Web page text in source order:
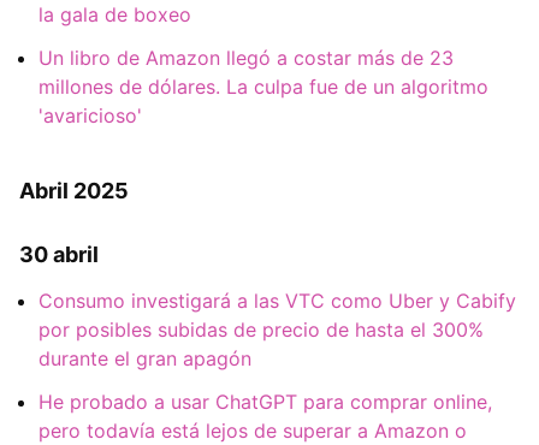
la gala de boxeo
Un libro de Amazon llegó a costar más de 23
millones de dólares. La culpa fue de un algoritmo
'avaricioso'
Abril 2025
30 abril
Consumo investigará a las VTC como Uber y Cabify
por posibles subidas de precio de hasta el 300%
durante el gran apagón
He probado a usar ChatGPT para comprar online,
pero todavía está lejos de superar a Amazon o